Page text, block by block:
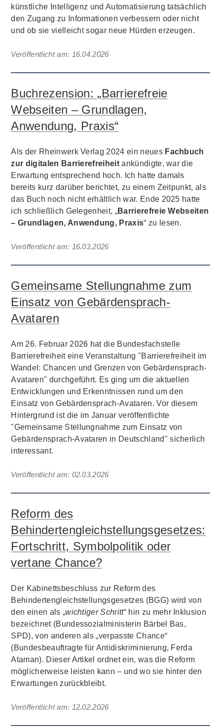
künstliche Intelligenz und Automatisierung tatsächlich
den Zugang zu Informationen verbessern oder nicht
und ob sie vielleicht sogar neue Hürden erzeugen.
Veröffentlicht am: 16.04.2026
Buchrezension: „Barrierefreie
Webseiten – Grundlagen,
Anwendung, Praxis“
Als der Rheinwerk Verlag 2024 ein neues Fachbuch
zur digitalen Barrierefreiheit ankündigte, war die
Erwartung entsprechend hoch. Ich hatte damals
bereits kurz darüber berichtet, zu einem Zeitpunkt, als
das Buch noch nicht erhältlich war. Ende 2025 hatte
ich schließlich Gelegenheit, „Barrierefreie Webseiten
– Grundlagen, Anwendung, Praxis“ zu lesen.
Veröffentlicht am: 16.03.2026
Gemeinsame Stellungnahme zum
Einsatz von Gebärdensprach-
Avataren
Am 26. Februar 2026 hat die Bundesfachstelle
Barrierefreiheit eine Veranstaltung "Barrierefreiheit im
Wandel: Chancen und Grenzen von Gebärdensprach-
Avataren" durchgeführt. Es ging um die aktuellen
Entwicklungen und Erkenntnissen rund um den
Einsatz von Gebärdensprach-Avataren. Vor diesem
Hintergrund ist die im Januar veröffentlichte
"Gemeinsame Stellungnahme zum Einsatz von
Gebärdensprach-Avataren in Deutschland" sicherlich
interessant.
Veröffentlicht am: 02.03.2026
Reform des
Behindertengleichstellungsgesetzes:
Fortschritt, Symbolpolitik oder
vertane Chance?
Der Kabinettsbeschluss zur Reform des
Behindertengleichstellungsgesetzes (BGG) wird von
den einen als „wichtiger Schritt“ hin zu mehr Inklusion
bezeichnet (Bundessozialministerin Bärbel Bas,
SPD), von anderen als „verpasste Chance“
(Bundesbeauftragte für Antidiskriminierung, Ferda
Ataman). Dieser Artikel ordnet ein, was die Reform
möglicherweise leisten kann – und wo sie hinter den
Erwartungen zurückbleibt.
Veröffentlicht am: 12.02.2026